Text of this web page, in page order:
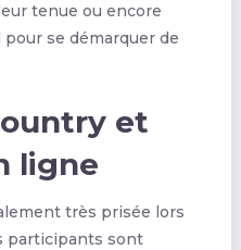
tenue ou encore
se démarquer de
et
ligne
très prisée lors
participants sont